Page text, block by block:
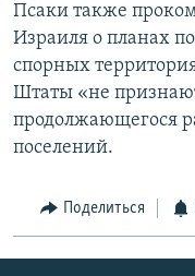
Псаки также
Израиля о планах
спорных
Штаты «не
продолжающегося
поселений.
Поделиться